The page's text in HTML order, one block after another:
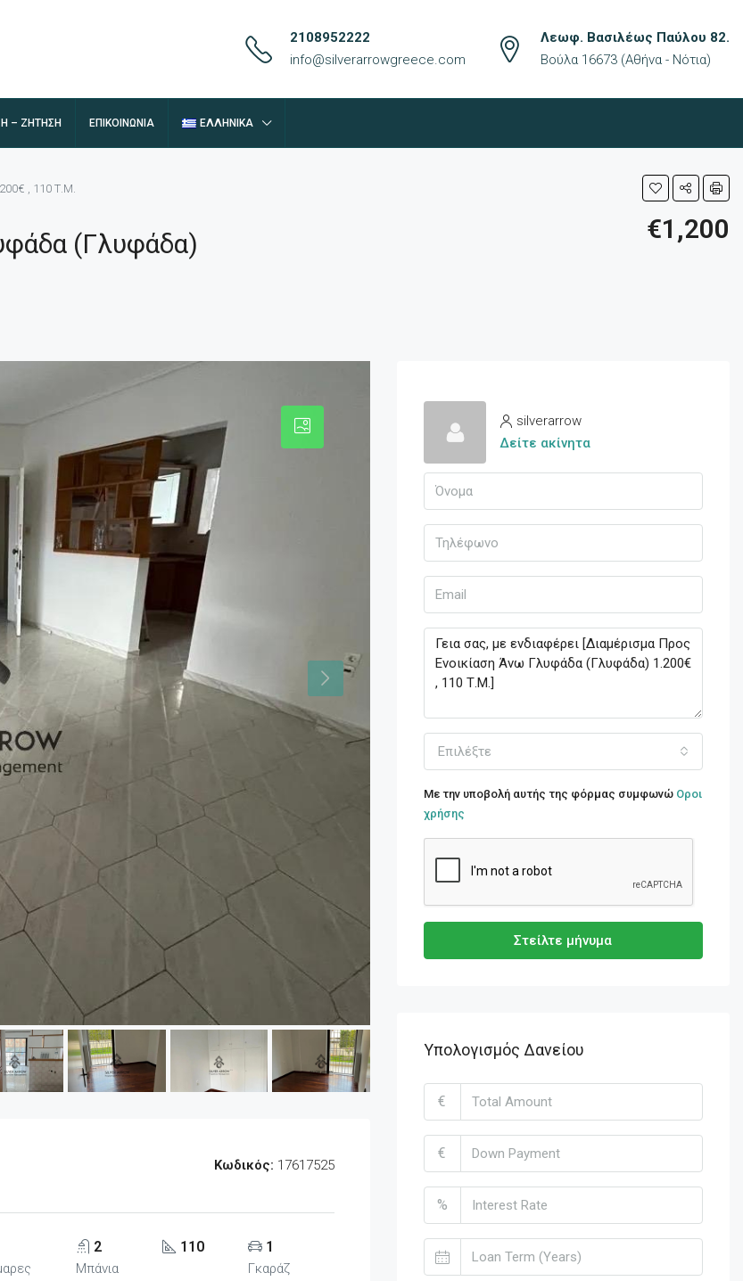
2108952222
info@silverarrowgreece.com
Λεωφ. Βασιλέως Παύλου 82.
Βούλα 16673 (Αθήνα - Νότια)
– ΖΉΤΗΣΗ ΕΠΙΚΟΙΝΩΝΊΑ ΕΛΛΗΝΙΚΆ
, 110 Τ.Μ.
(Γλυφάδα)
€1,200
Κωδικός: 17617525
2
Μπάνια
110 1
Γκαράζ
silverarrow
Δείτε ακίνητα
Επιλέξτε
Με την υποβολή αυτής της φόρμας συμφωνώ Οροι
χρήσης
Στείλτε μήνυμα
Υπολογισμός Δανείου
€
€
%